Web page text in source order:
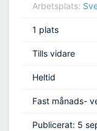
Arbetsplats:
1 plats
Tills vidare
Heltid
Fast månads-
Publicerat: 5